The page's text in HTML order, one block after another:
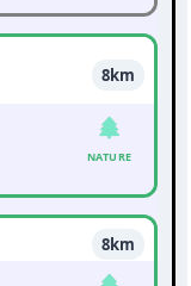
8km
NATURE
8km